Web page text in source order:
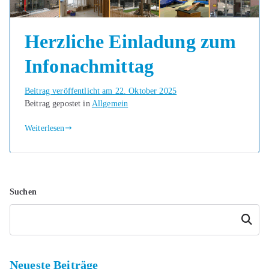
Herzliche Einladung zum
Infonachmittag
Beitrag veröffentlicht am 22. Oktober 2025
Beitrag gepostet in Allgemein
Weiterlesen
Suchen
Suchen
Neueste Beiträge